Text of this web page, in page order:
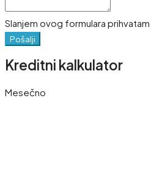
Slanjem ovog formulara prihvatam
Pošalji
Kreditni kalkulator
Mesečno